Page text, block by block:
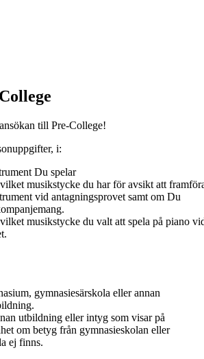
till Pre-College!
i:
Du spelar
musikstycke du har för avsikt att
vid antagningsprovet samt om Du
musikstycke du valt att spela på piano
gymnasiesärskola eller annan
utbildning eller intyg som visar på
om betyg från gymnasieskolan eller
ej finns.